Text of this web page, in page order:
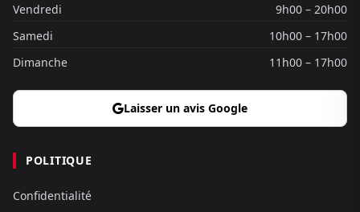
Vendredi
9h00 – 20h00
Samedi
10h00 – 17h00
Dimanche
11h00 – 17h00
Laisser un avis Google
POLITIQUE
Confidentialité